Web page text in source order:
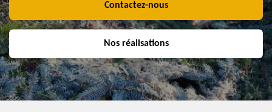
Contactez-nous
Nos réalisations